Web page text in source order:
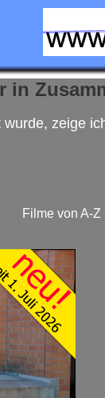
zeige
Filme von A-Z